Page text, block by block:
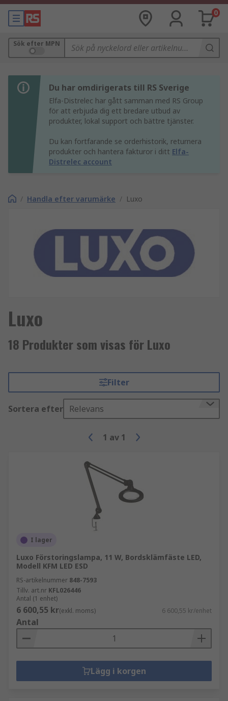
0
Sök efter MPN
Du har omdirigerats till RS Sverige
Elfa-Distrelec har gått samman med RS Group
för att erbjuda dig ett bredare utbud av
produkter, lokal support och bättre tjänster.
Du kan fortfarande se orderhistorik, returnera
produkter och hantera fakturor i ditt Elfa-
Distrelec account
/ Handla efter varumärke / Luxo
Luxo
18 Produkter som visas för Luxo
Filter
Sortera efter Relevans
1 av 1
I lager
Luxo Förstoringslampa, 11 W, Bordsklämfäste LED,
Modell KFM LED ESD
RS-artikelnummer 848-7593
Tillv. art.nr KFL026446
Antal (1 enhet)
6 600,55 kr(exkl. moms) 6 600,55 kr/enhet
Antal
Lägg i korgen